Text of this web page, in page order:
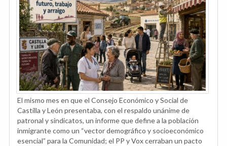
El mismo mes en que el Consejo Económico y Social de
Castilla y León presentaba, con el respaldo unánime de
patronal y sindicatos, un informe que define a la población
inmigrante como un “vector demográfico y socioeconómico
esencial” para la Comunidad; el PP y Vox cerraban un pacto